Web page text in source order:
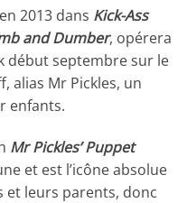
2013 dans Kick-Ass
and Dumber, opérera
début septembre sur le
alias Mr Pickles, un
enfants.
Mr Pickles’ Puppet
et est l’icône absolue
et leurs parents, donc